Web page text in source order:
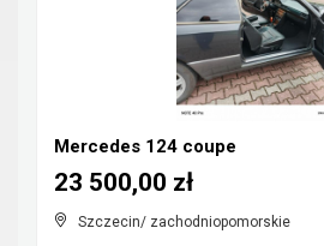
Mercedes 124 coupe
Szczecin/ zachodniopomorskie
23 500,00 zł